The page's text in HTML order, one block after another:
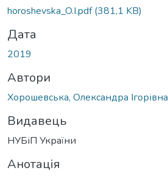
horoshevska_O.I.pdf(381,1 KB)
Дата
2019
Автори
Хорошевська, Олександра Ігорівна
Видавець
НУБіП України
Анотація